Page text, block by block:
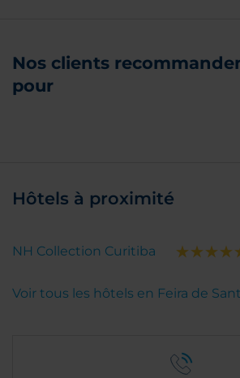
Nos clients
pour
Hôtels à proximité
NH Collection Curitiba
Voir tous les hôtels en Feira de